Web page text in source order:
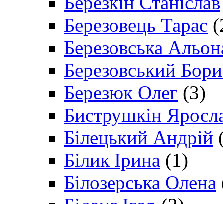
Березовець Тарас
Березовська
Березовський
Березюк Олег (3)
Биструшкін
Білецький Андрій
Білик Ірина (1)
Білозерська Олена